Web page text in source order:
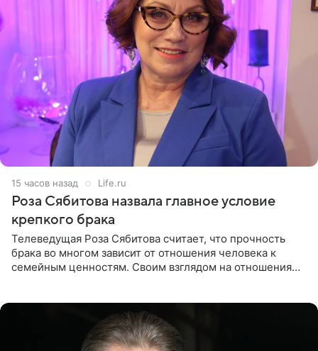
15 часов назад Life.ru
Роза Сябитова назвала главное условие
крепкого брака
Телеведущая Роза Сябитова считает, что прочность
брака во многом зависит от отношения человека к
семейным ценностям. Своим взглядом на отношения